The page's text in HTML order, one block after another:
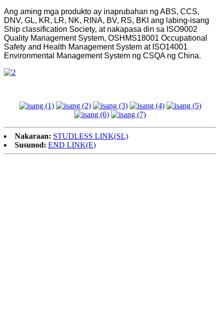
Ang aming mga produkto ay inaprubahan ng ABS, CCS,
DNV, GL, KR, LR, NK, RINA, BV, RS, BKI ang labing-isang
Ship classification Society, at nakapasa din sa ISO9002
Quality Management System, OSHMS18001 Occupational
Safety and Health Management System at ISO14001
Environmental Management System ng CSQA ng China.
Nakaraan: STUDLESS LINK(SL)
Susunod: END LINK(E)